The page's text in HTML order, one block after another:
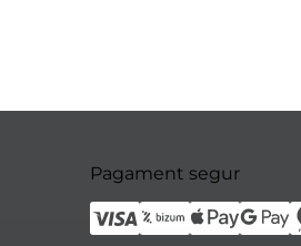
Pagament segur